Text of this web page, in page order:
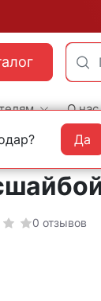
О нас
С
0 отзывов
Да